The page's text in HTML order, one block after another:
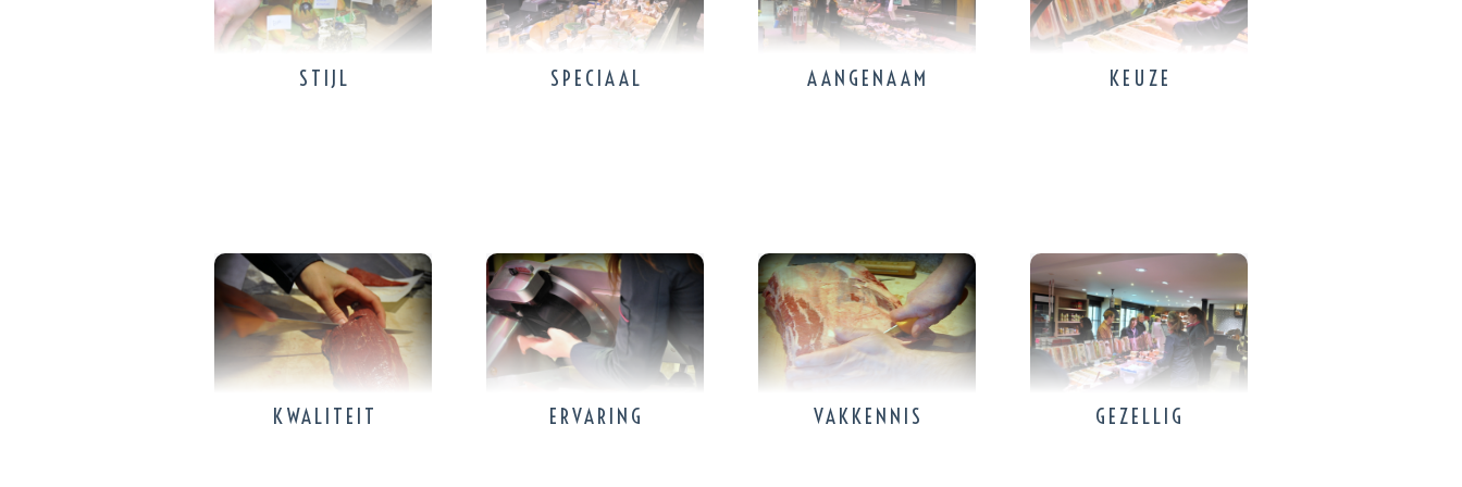
SPECIAAL
STIJL KEUZE
AANGENAAM
ERVARING
KWALITEIT GEZELLIG
VAKKENNIS